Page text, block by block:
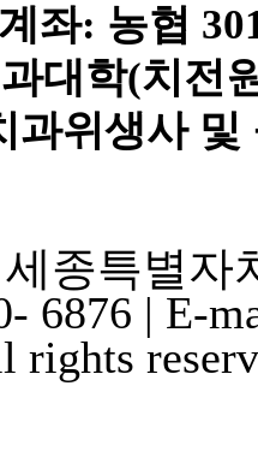
좌: 농협
대학(치전
과위생사 및
종특별자
6876 | E-
rights